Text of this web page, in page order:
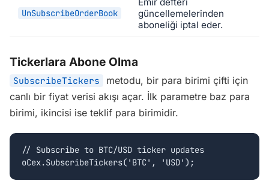
UnSubscribeOrderBook
güncellemelerinden
aboneliği iptal eder.
Tickerlara Abone Olma
SubscribeTickers
metodu, bir para birimi çifti için
canlı bir fiyat verisi akışı açar. İlk parametre baz para
birimi, ikincisi ise teklif para birimidir.
// Subscribe to BTC/USD ticker updates
oCex.SubscribeTickers('BTC', 'USD');